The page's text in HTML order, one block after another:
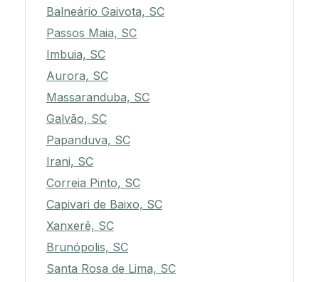
Balneário Gaivota, SC
Passos Maia, SC
Imbuia, SC
Aurora, SC
Massaranduba, SC
Galvão, SC
Papanduva, SC
Irani, SC
Correia Pinto, SC
Capivari de Baixo, SC
Xanxerê, SC
Brunópolis, SC
Santa Rosa de Lima, SC